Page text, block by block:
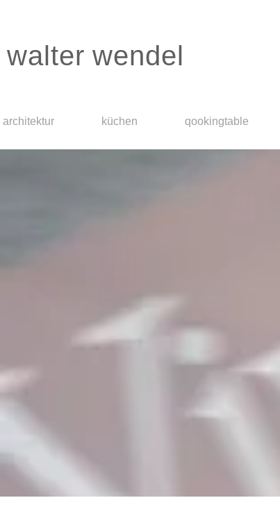
walter wendel
architektur küchen qookingtable